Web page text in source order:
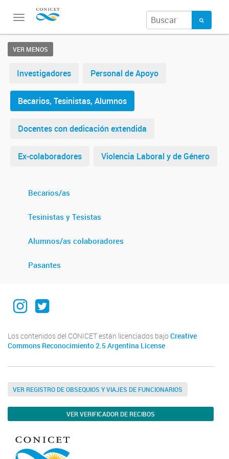
Toggle
VER MENOS
Investigadores Personal de Apoyo
Becarios, Tesinistas, Alumnos
Docentes con dedicación extendida
Ex-colaboradores Violencia Laboral y de Género
Becarios/as
Tesinistas y Tesistas
Alumnos/as colaboradores
Pasantes
Instagram institucional
Twitter Institucional
Los contenidos del CONICET están licenciados bajo Creative
Commons Reconocimiento 2.5 Argentina License
VER REGISTRO DE OBSEQUIOS Y VIAJES DE FUNCIONARIOS
VER VERIFICADOR DE RECIBOS